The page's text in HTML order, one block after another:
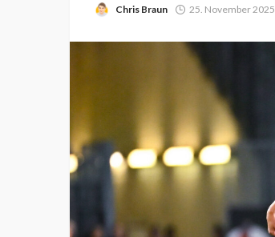
Chris Braun 25. November 2025